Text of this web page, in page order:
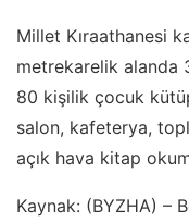
Millet Kıraathanesi
metrekarelik alanda
80 kişilik çocuk
salon, kafeterya,
açık hava kitap
Kaynak: (BYZHA) –